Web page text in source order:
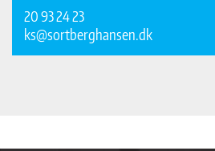
20 93 24 23
ks@sortberghansen.dk